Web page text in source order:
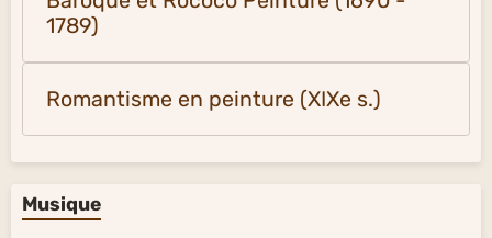
1789)
Romantisme en peinture (XIXe s.)
Musique